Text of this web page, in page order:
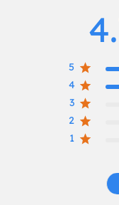
5
4
3
2
1